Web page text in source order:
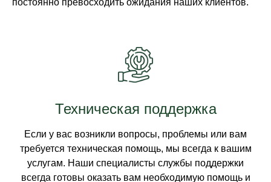
постоянно превосходить ожидания наших клиентов.
Техническая поддержка
Если у вас возникли вопросы, проблемы или вам
требуется техническая помощь, мы всегда к вашим
услугам. Наши специалисты службы поддержки
всегда готовы оказать вам необходимую помощь и